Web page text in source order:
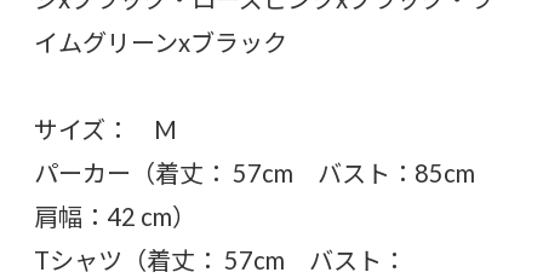
イムグリーンxブラック
サイズ： M
パーカー（着丈： 57cm バスト：85cm
肩幅：42 cm）
Tシャツ（着丈： 57cm バスト：